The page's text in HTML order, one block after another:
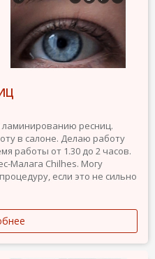
ресниц.
в салоне. Делаю работу
работы от 1.30 до 2 часов.
Малага Chilhes. Могу
если это не сильно